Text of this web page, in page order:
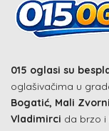
015 oglasi su
oglašivačima u
Bogatić, Mali
Vladimirci da brzo i